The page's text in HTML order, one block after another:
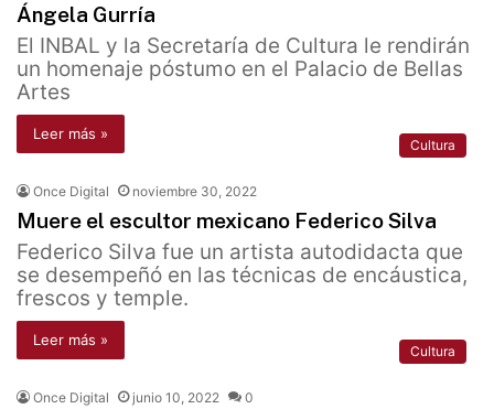
Ángela Gurría
El INBAL y la Secretaría de Cultura le rendirán
un homenaje póstumo en el Palacio de Bellas
Artes
Leer más »
Cultura
Once Digital noviembre 30, 2022
Muere el escultor mexicano Federico Silva
Federico Silva fue un artista autodidacta que
se desempeñó en las técnicas de encáustica,
frescos y temple.
Leer más »
Cultura
Once Digital junio 10, 2022 0